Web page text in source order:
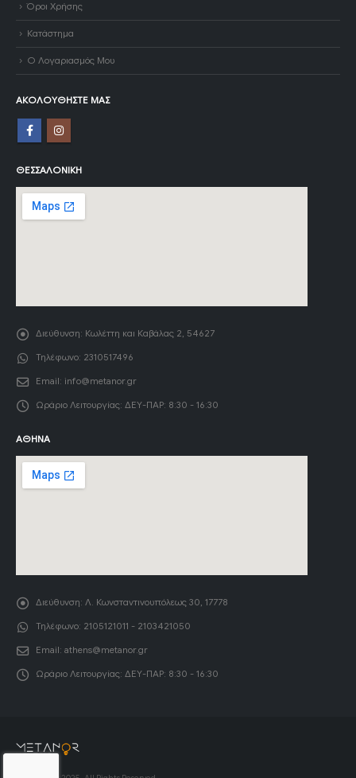
Όροι Χρήσης
Κατάστημα
Ο Λογαριασμός Μου
ΑΚΟΛΟΥΘΉΣΤΕ ΜΑΣ
ΘΕΣΣΑΛΟΝΊΚΗ
Διεύθυνση: Κωλέττη και Καβάλας 2, 54627
Τηλέφωνο: 2310517496
Email: info@metanor.gr
Ωράριο Λειτουργίας: ΔΕΥ-ΠΑΡ: 8:30 - 16:30
ΑΘΉΝΑ
Διεύθυνση: Λ. Κωνσταντινουπόλεως 30, 17778
Τηλέφωνο: 2105121011 - 2103421050
Email: athens@metanor.gr
Ωράριο Λειτουργίας: ΔΕΥ-ΠΑΡ: 8:30 - 16:30